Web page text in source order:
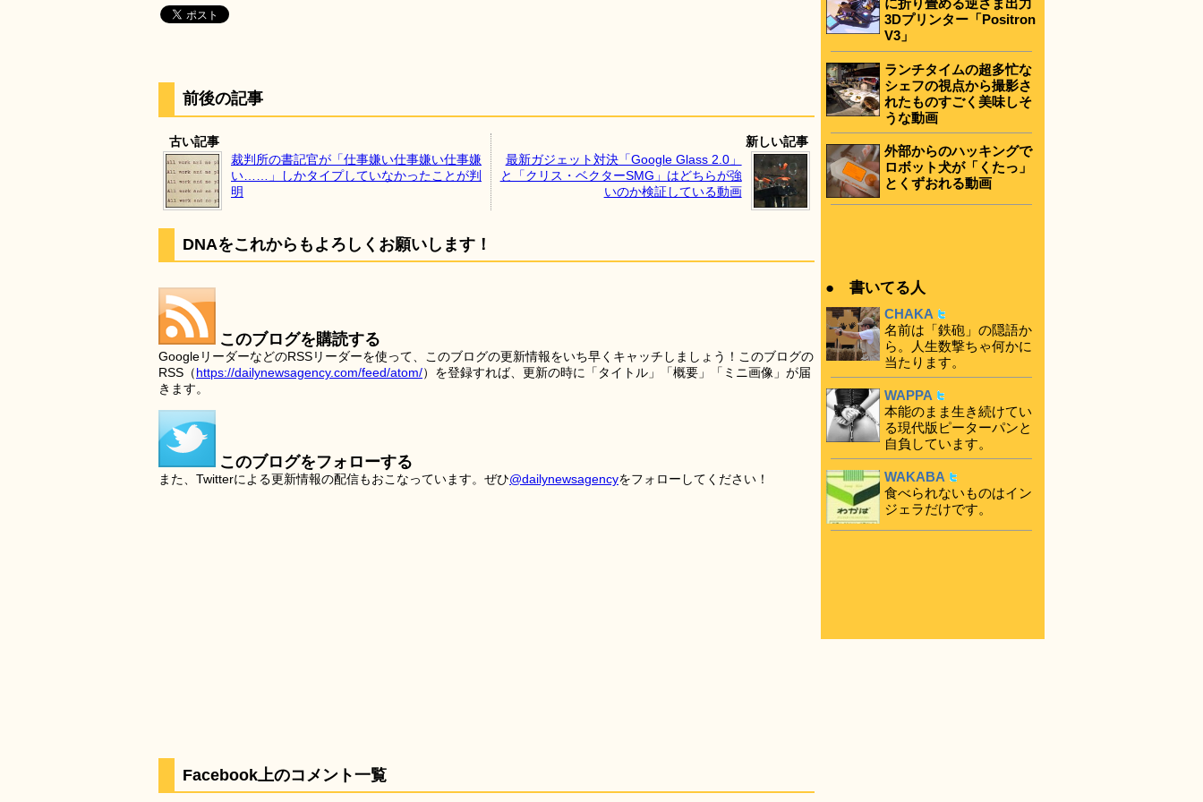
前後の記事
古い記事
裁判所の書記官が「仕事嫌い仕事嫌い仕事嫌
い……」しかタイプしていなかったことが判
明
新しい記事
最新ガジェット対決「Google Glass 2.0」
と「クリス・ベクターSMG」はどちらが強
いのか検証している動画
DNAをこれからもよろしくお願いします！
このブログを購読する
GoogleリーダーなどのRSSリーダーを使って、このブログの更新情報をいち早くキャッチしましょう！このブログの
RSS（https://dailynewsagency.com/feed/atom/）を登録すれば、更新の時に「タイトル」「概要」「ミニ画像」が届
きます。
このブログをフォローする
また、Twitterによる更新情報の配信もおこなっています。ぜひ@dailynewsagencyをフォローしてください！
Facebook上のコメント一覧
に折り畳める逆さま出力
3Dプリンター「Positron
V3」
ランチタイムの超多忙な
シェフの視点から撮影さ
れたものすごく美味しそ
うな動画
外部からのハッキングで
ロボット犬が「くたっ」
とくずおれる動画
● 書いてる人
CHAKA
名前は「鉄砲」の隠語か
ら。人生数撃ちゃ何かに
当たります。
WAPPA
本能のまま生き続けてい
る現代版ピーターパンと
自負しています。
WAKABA
食べられないものはイン
ジェラだけです。